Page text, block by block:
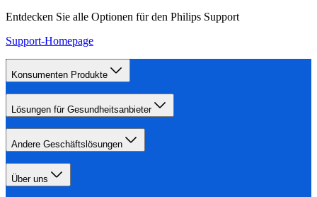
Entdecken Sie alle Optionen für den Philips Support
Support-Homepage
Konsumenten Produkte
Lösungen für Gesundheitsanbieter
Andere Geschäftslösungen
Über uns